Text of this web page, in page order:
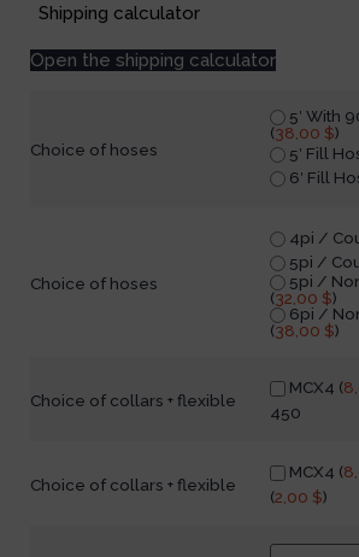
Shipping calculator
Open the shipping calculator
Choice of hoses
5′ With
(38,00 $)
5′ Fill
6′ Fill
Choice of hoses
4pi /
5pi /
5pi /
(32,00 $)
6pi /
(38,00 $)
Choice of collars + flexible
MCX4 (
450
Choice of collars + flexible
MCX4 (
(2,00 $)